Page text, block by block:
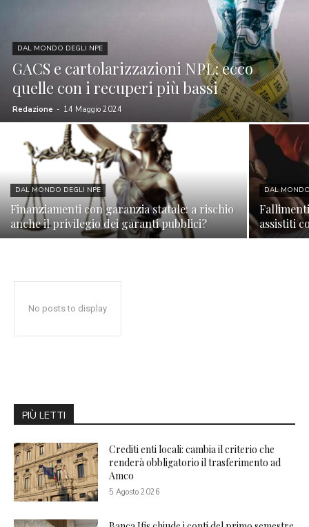
DAL MONDO DEGLI NPE
GACS e cartolarizzazioni NPL: ecco
quelle con i recuperi più bassi
Redazione - 14 Maggio 2024
DAL MONDO DEGLI NPE
Finanziamenti con garanzia statale: a rischio
anche il privilegio dei garanti pubblici?
DAL
assistiti
No posts to display
PIÙ LETTI
Crediti enti locali: cambia il criterio che
renderà obbligatorio il trasferimento ad
Amco
5 Agosto 2026